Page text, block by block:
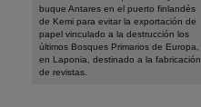
buque Antares en el puerto finlandés
de Kemi para evitar la exportación de
papel vinculado a la destrucción los
últimos Bosques Primarios de Europa,
en Laponia, destinado a la fabricación
de revistas.